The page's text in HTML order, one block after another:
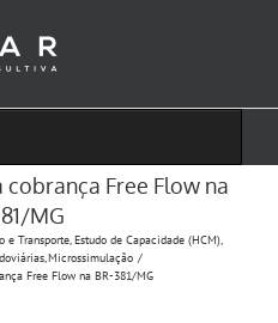
Free Flow na
MG
e Transporte Estudo de Capacidade (HCM)
Microssimulação
Free Flow na BR-381/MG